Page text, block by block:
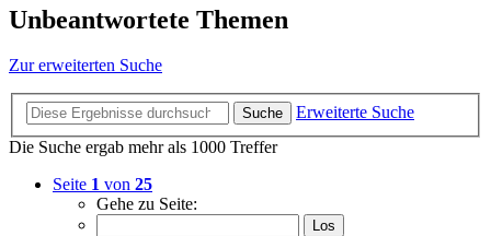
Unbeantwortete Themen
Zur erweiterten Suche
Suche
Erweiterte Suche
Die Suche ergab mehr als 1000 Treffer
Seite 1 von 25
Gehe zu Seite: